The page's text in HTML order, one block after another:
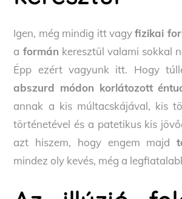
Igen, még mindig itt vagyfizikai
a formán keresztül valami sokkal
Épp ezért vagyunk itt. Hogy
abszurd módon korlátozott
annak a kis múltacskájával, kis
történetével és a patetikus kis
azt hiszem, hogy engem majd
mindez oly kevés, még a